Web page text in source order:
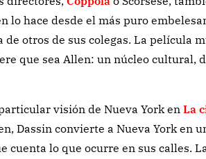
lo hace desde el más puro
otros de sus colegas. La película
que sea Allen: un núcleo cultural,
visión de Nueva York en La
Dassin convierte a Nueva York en
cuenta lo que ocurre en sus calles.